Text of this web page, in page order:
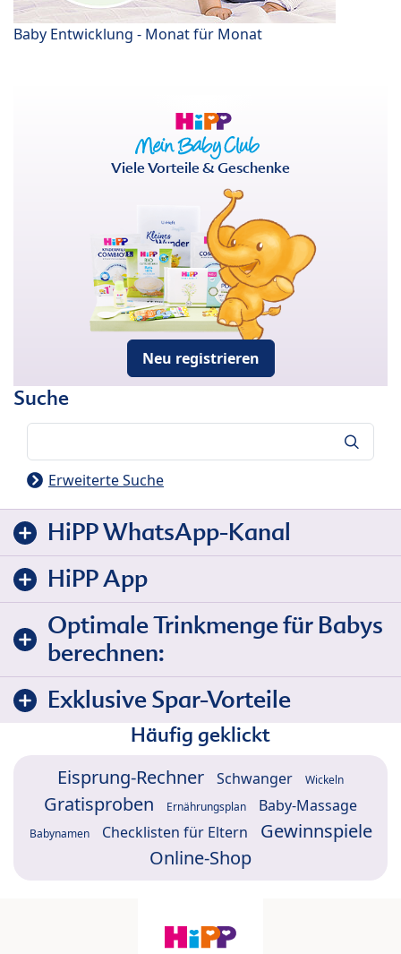
Baby Entwicklung - Monat für Monat
Viele Vorteile & Geschenke
Neu registrieren
Suche
Erweiterte Suche
HiPP WhatsApp-Kanal
HiPP App
Optimale Trinkmenge für Babys
berechnen:
Exklusive Spar-Vorteile
Häufig geklickt
Eisprung-Rechner Schwanger Wickeln
Gratisproben Ernährungsplan Baby-Massage
Babynamen Checklisten für Eltern
Gewinnspiele
Online-Shop